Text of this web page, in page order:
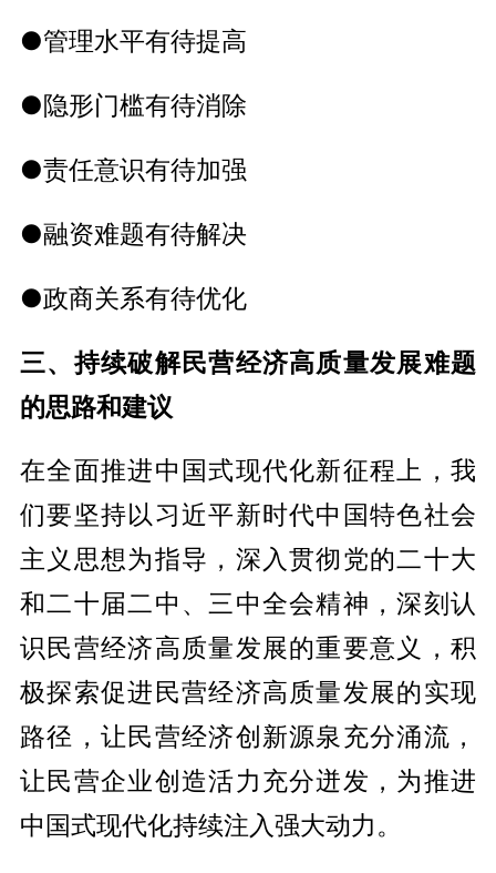
●管理水平有待提高
●隐形门槛有待消除
●责任意识有待加强
●融资难题有待解决
●政商关系有待优化
三、持续破解民营经济高质量发展难题
的思路和建议
在全面推进中国式现代化新征程上，我
们要坚持以习近平新时代中国特色社会
主义思想为指导，深入贯彻党的二十大
和二十届二中、三中全会精神，深刻认
识民营经济高质量发展的重要意义，积
极探索促进民营经济高质量发展的实现
路径，让民营经济创新源泉充分涌流，
让民营企业创造活力充分迸发，为推进
中国式现代化持续注入强大动力。